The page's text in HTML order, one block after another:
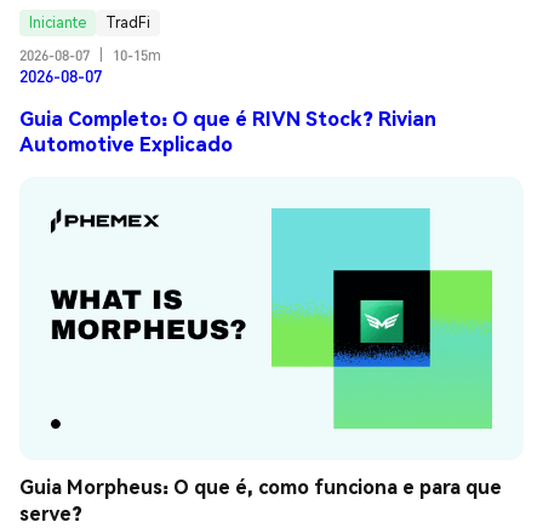
Iniciante
TradFi
2026-08-07
10-15m
2026-08-07
Guia Completo: O que é RIVN Stock? Rivian
Automotive Explicado
Guia Morpheus: O que é, como funciona e para que
serve?